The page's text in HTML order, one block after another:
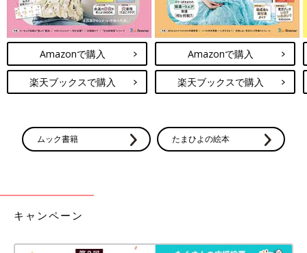
Amazonで購入
楽天ブックスで購入
Amazonで購入
楽天ブックスで購入
ムック書籍 たまひよの絵本
キャンペーン